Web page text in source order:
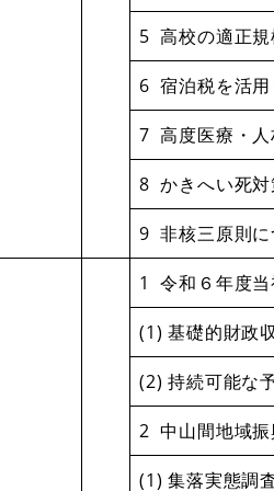
5 高校の適正規
6 宿泊税を活
7 高度医療・人
8 かきへい死対
9 非核三原則に
1 令和６年度当
(1) 基礎的財政
(2) 持続可能な
2 中山間地域振
(1) 集落実態調